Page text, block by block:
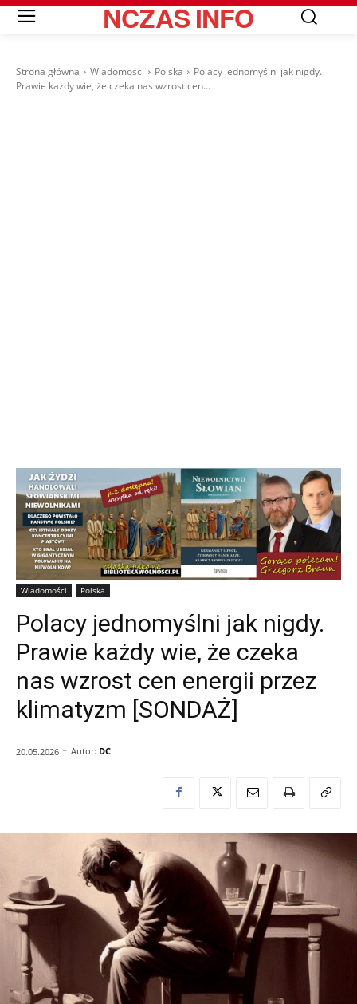
NCZASINFO
Strona główna Wiadomości Polska
Polacy jednomyślni jak nigdy.
Prawie każdy wie, że czeka nas wzrost cen...
Wiadomości Polska
Polacy jednomyślni jak nigdy.
Prawie każdy wie, że czeka
nas wzrost cen energii przez
klimatyzm [SONDAŻ]
20.05.2026 - Autor: DC